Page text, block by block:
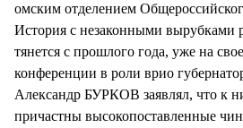
омским отделением
История с незаконными вырубками
тянется с прошлого года, уже на
конференции в роли врио
Александр БУРКОВ заявлял, что к
причастны высокопоставленные